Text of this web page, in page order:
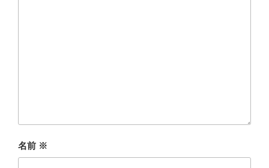
名前 ※